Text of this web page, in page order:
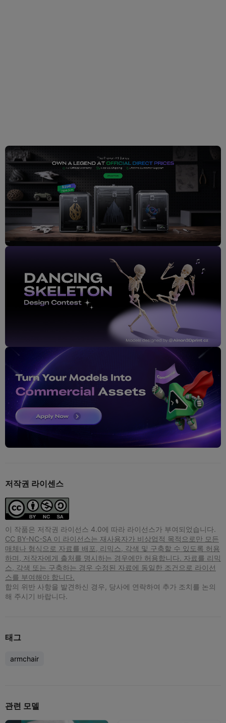
저작권 라이센스
이 작품은 저작권 라이선스 4.0에 따라 라이선스가 부여되었습니다.
CC BY-NC-SA 이 라이선스는 재사용자가 비상업적 목적으로만 모든
매체나 형식으로 자료를 배포, 리믹스, 각색 및 구축할 수 있도록 허용
하며, 저작자에게 출처를 명시하는 경우에만 허용합니다. 자료를 리믹
스, 각색 또는 구축하는 경우 수정된 자료에 동일한 조건으로 라이선
스를 부여해야 합니다.
합의 위반 사항을 발견하신 경우, 당사에 연락하여 추가 조치를 논의
해 주시기 바랍니다.
태그
armchair
관련 모델